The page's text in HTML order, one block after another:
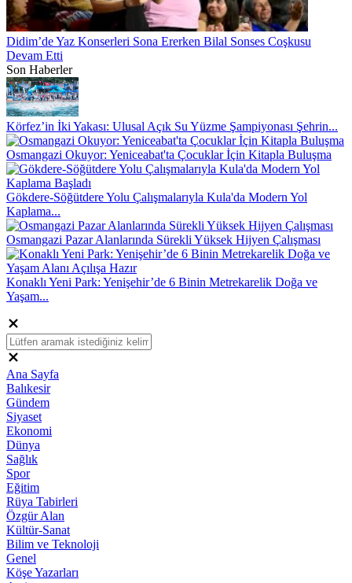
Didim’de Yaz Konserleri Sona Ererken Bilal Sonses Coşkusu
Devam Etti
Son Haberler
Körfez’in İki Yakası: Ulusal Açık Su Yüzme Şampiyonası Şehrin...
Osmangazi Okuyor: Yeniceabat'ta Çocuklar İçin Kitapla Buluşma
Gökdere-Söğütdere Yolu Çalışmalarıyla Kula'da Modern Yol
Kaplama...
Osmangazi Pazar Alanlarında Sürekli Yüksek Hijyen Çalışması
Konaklı Yeni Park: Yenişehir’de 6 Binin Metrekarelik Doğa ve
Yaşam...
Ana Sayfa
Balıkesir
Gündem
Siyaset
Ekonomi
Dünya
Sağlık
Spor
Eğitim
Rüya Tabirleri
Özgür Alan
Kültür-Sanat
Bilim ve Teknoloji
Genel
Köşe Yazarları